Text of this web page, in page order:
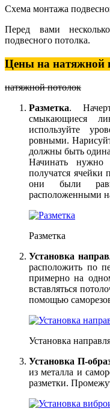
Схема монтажа
Перед вами
подвесного потолка.
Цены на натяжной
натяжной потолок
Разметка.
смыкающиеся
используйте
ровными.
должны быть
Начинать
получатся ячейки
они были
расположенными
Разметка
Установка
расположить по
примерно на
вставляться
помощью
Установка
Установка П-
из металла и
разметки.